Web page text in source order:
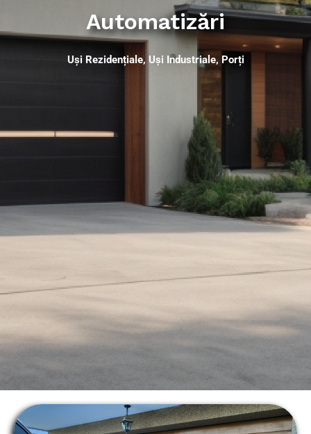
Automatizări
Uși Rezidențiale, Uși Industriale, Porți